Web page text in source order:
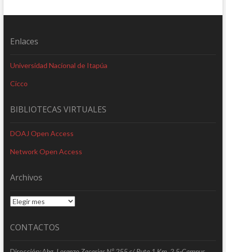
Enlaces
Universidad Nacional de Itapúa
Cicco
BIBLIOTECAS VIRTUALES
DOAJ Open Access
Network Open Access
Archivos
Archivos
CONTACTOS